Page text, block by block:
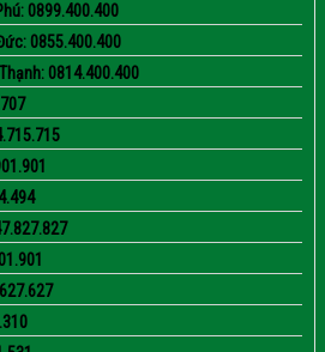
0899.400.400
0855.400.400
0814.400.400